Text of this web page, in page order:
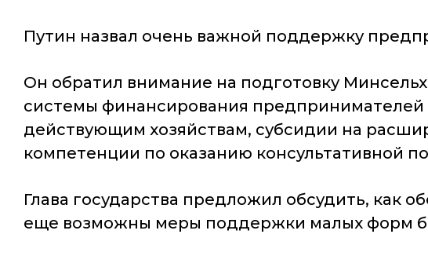
Путин назвал очень важной поддержку
Он обратил внимание на подготовку
системы финансирования
действующим хозяйствам, субсидии на
компетенции по оказанию консультативной
Глава государства предложил обсудить, как
еще возможны меры поддержки малых форм